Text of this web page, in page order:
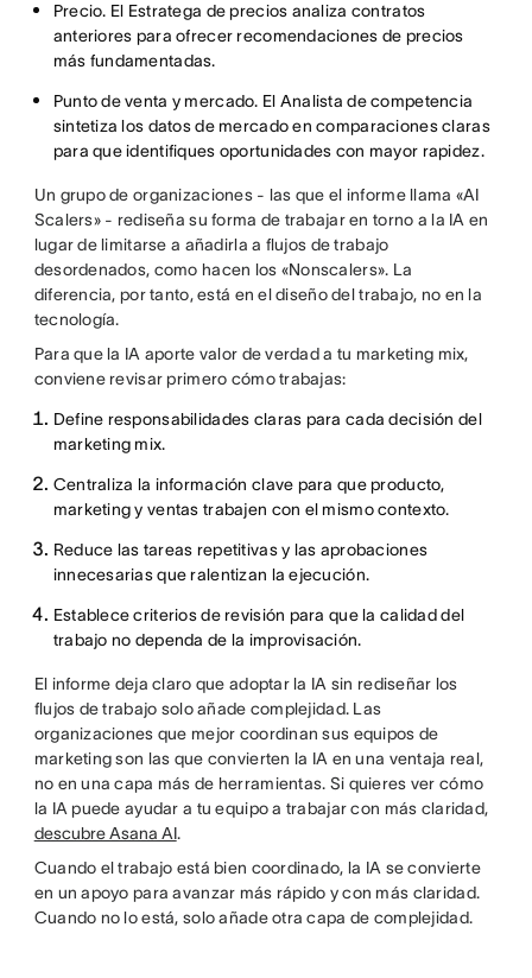
Precio. El Estratega de precios analiza contratos
anteriores para ofrecer recomendaciones de precios
más fundamentadas.
Punto de venta y mercado. El Analista de competencia
sintetiza los datos de mercado en comparaciones claras
para que identifiques oportunidades con mayor rapidez.
Un grupo de organizaciones - las que el informe llama «AI
Scalers» - rediseña su forma de trabajar en torno a la IA en
lugar de limitarse a añadirla a flujos de trabajo
desordenados, como hacen los «Nonscalers». La
diferencia, por tanto, está en el diseño del trabajo, no en la
tecnología.
Para que la IA aporte valor de verdad a tu marketing mix,
conviene revisar primero cómo trabajas:
Define responsabilidades claras para cada decisión del
marketing mix.
Centraliza la información clave para que producto,
marketing y ventas trabajen con el mismo contexto.
Reduce las tareas repetitivas y las aprobaciones
innecesarias que ralentizan la ejecución.
Establece criterios de revisión para que la calidad del
trabajo no dependa de la improvisación.
El informe deja claro que adoptar la IA sin rediseñar los
flujos de trabajo solo añade complejidad. Las
organizaciones que mejor coordinan sus equipos de
marketing son las que convierten la IA en una ventaja real,
no en una capa más de herramientas. Si quieres ver cómo
la IA puede ayudar a tu equipo a trabajar con más claridad,
descubre Asana AI.
Cuando el trabajo está bien coordinado, la IA se convierte
en un apoyo para avanzar más rápido y con más claridad.
Cuando no lo está, solo añade otra capa de complejidad.